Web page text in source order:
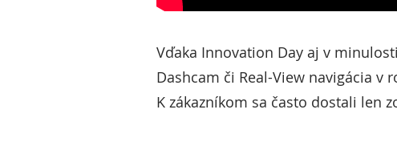
Vďaka Innovation Day aj v
Dashcam či Real-View navigácia v
K zákazníkom sa často dostali len